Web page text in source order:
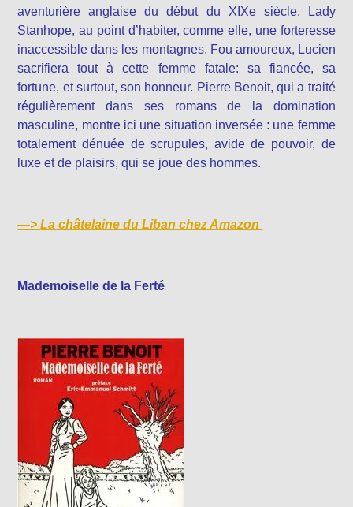
aventurière anglaise du début du XIXe siècle, Lady
Stanhope, au point d’habiter, comme elle, une forteresse
inaccessible dans les montagnes. Fou amoureux, Lucien
sacrifiera tout à cette femme fatale: sa fiancée, sa
fortune, et surtout, son honneur. Pierre Benoit, qui a traité
régulièrement dans ses romans de la domination
masculine, montre ici une situation inversée : une femme
totalement dénuée de scrupules, avide de pouvoir, de
luxe et de plaisirs, qui se joue des hommes.
—>La châtelaine du Liban chez Amazon
Mademoiselle de la Ferté